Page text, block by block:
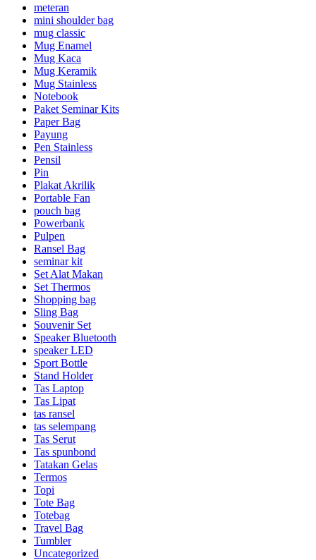
meteran
mini shoulder bag
mug classic
Mug Enamel
Mug Kaca
Mug Keramik
Mug Stainless
Notebook
Paket Seminar Kits
Paper Bag
Payung
Pen Stainless
Pensil
Pin
Plakat Akrilik
Portable Fan
pouch bag
Powerbank
Pulpen
Ransel Bag
seminar kit
Set Alat Makan
Set Thermos
Shopping bag
Sling Bag
Souvenir Set
Speaker Bluetooth
speaker LED
Sport Bottle
Stand Holder
Tas Laptop
Tas Lipat
tas ransel
tas selempang
Tas Serut
Tas spunbond
Tatakan Gelas
Termos
Topi
Tote Bag
Totebag
Travel Bag
Tumbler
Uncategorized